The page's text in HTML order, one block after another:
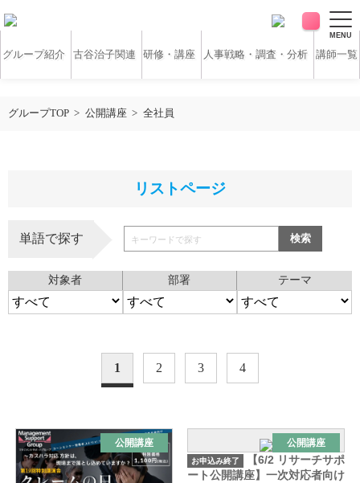
MENU
グループ紹介 古谷治子関連 研修・講座 人事戦略・調査・分析 講師一覧
アンケート・サーベイ
アクセス
グループTOP 公開講座 全社員
リストページ
単語で探す 検索
対象者 部署 テーマ
1 2 3 4
公開講座 公開講座
お申込み終了
【6/2 リサーチサポ
ート公開講座】一次対応者向け